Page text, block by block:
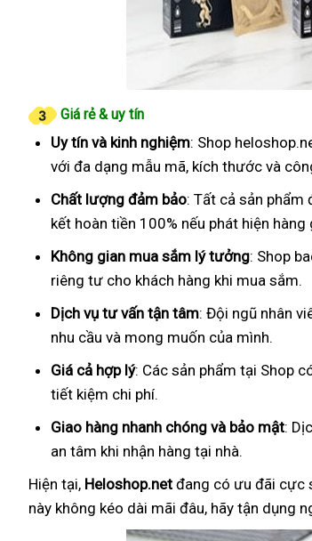
Giá rẻ & uy tín
Uy tín và kinh nghiệm: Shop
với đa dạng mẫu mã, kích thước và
Chất lượng đảm bảo: Tất cả sản phẩm
kết hoàn tiền 100% nếu phát hiện
Không gian mua sắm lý tưởng: Shop
riêng tư cho khách hàng khi mua sắm.
Dịch vụ tư vấn tận tâm: Đội ngũ nhân
nhu cầu và mong muốn của mình.
Giá cả hợp lý: Các sản phẩm tại Shop
tiết kiệm chi phí.
Giao hàng nhanh chóng và bảo mật:
an tâm khi nhận hàng tại nhà.
Hiện tại, Heloshop.net đang có ưu đãi cực
này không kéo dài mãi đâu, hãy tận dụng